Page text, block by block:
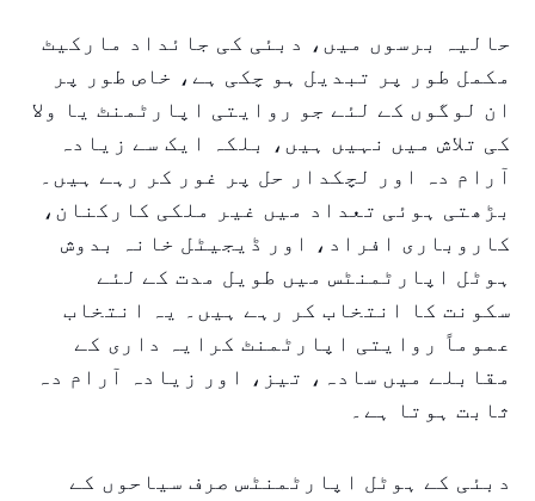
حالیہ برسوں میں، دبئی کی جائداد مارکیٹ
مکمل طور پر تبدیل ہو چکی ہے، خاص طور پر
ان لوگوں کے لئے جو روایتی اپارٹمنٹ یا ولا
کی تلاش میں نہیں ہیں، بلکہ ایک سے زیادہ
آرام دہ اور لچکدار حل پر غور کر رہے ہیں۔
بڑھتی ہوئی تعداد میں غیر ملکی کارکنان،
کاروباری افراد، اور ڈیجیٹل خانہ بدوش
ہوٹل اپارٹمنٹس میں طویل مدت کے لئے
سکونت کا انتخاب کر رہے ہیں۔ یہ انتخاب
عموماً روایتی اپارٹمنٹ کرایہ داری کے
مقابلے میں سادہ، تیز، اور زیادہ آرام دہ
ثابت ہوتا ہے۔
دبئی کے ہوٹل اپارٹمنٹس صرف سیاحوں کے